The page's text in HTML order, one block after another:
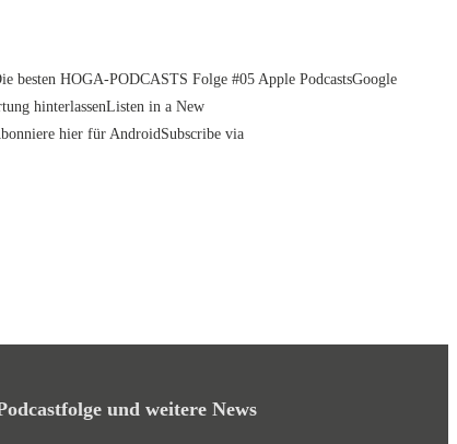
besten HOGA-PODCASTS Folge #05 Apple PodcastsGoogle
hinterlassenListen in a New
hier für AndroidSubscribe via
und weitere News